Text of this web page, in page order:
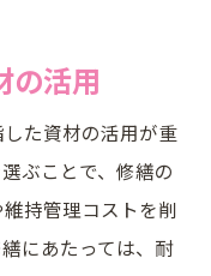
の活用
た資材の活用が重
ぶことで、修繕の
持管理コストを削
にあたっては、耐